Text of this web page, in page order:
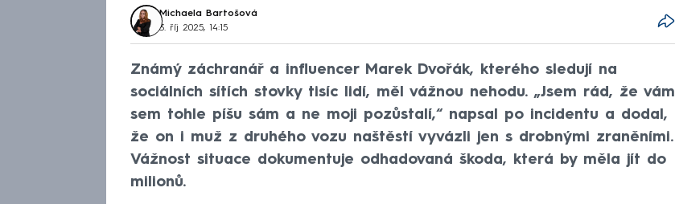
Michaela Bartošová
3. říj 2025, 14:15
Známý záchranář a influencer Marek Dvořák, kterého sledují na
sociálních sítích stovky tisíc lidí, měl vážnou nehodu. „Jsem rád, že vám
sem tohle píšu sám a ne moji pozůstalí,“ napsal po incidentu a dodal,
že on i muž z druhého vozu naštěstí vyvázli jen s drobnými zraněními.
Vážnost situace dokumentuje odhadovaná škoda, která by měla jít do
milionů.